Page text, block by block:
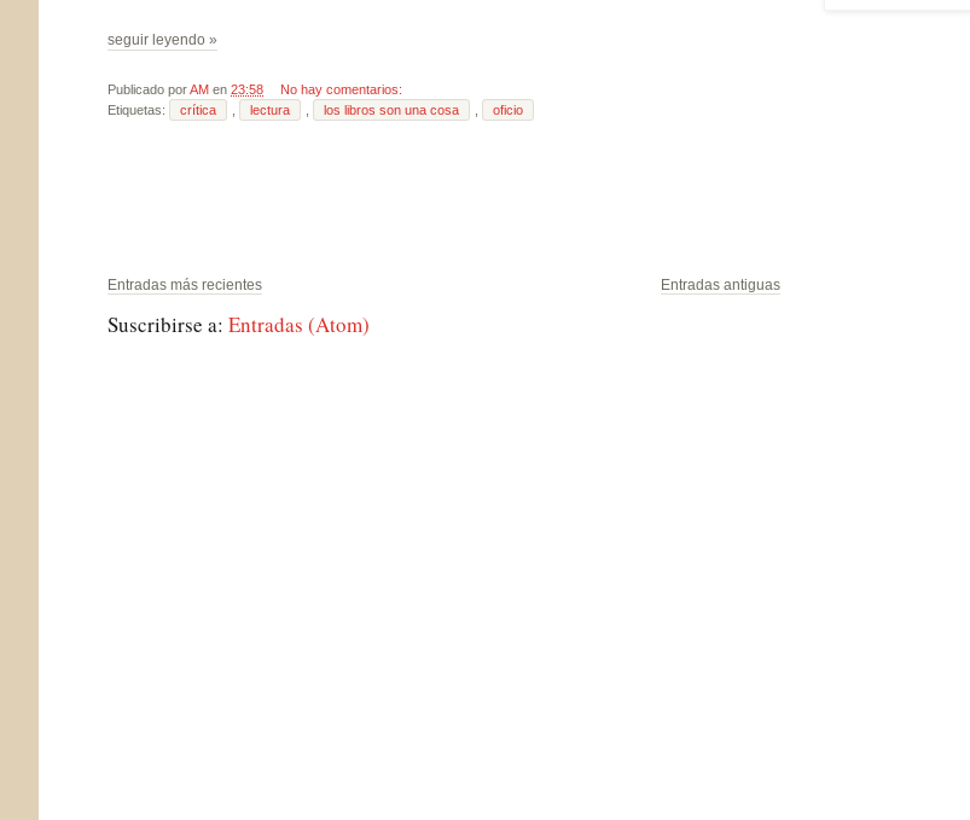
seguir leyendo »
Publicado porAM en 23:58
No hay comentarios:
Etiquetas:
crítica lectura los libros son una cosa oficio
Entradas más recientes Entradas antiguas
Suscribirse a: Entradas (Atom)